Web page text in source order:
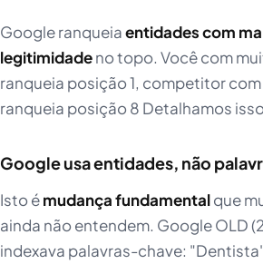
Google ranqueiaentidades com
legitimidadeno topo. Você com
ranqueia posição 1, competitor
ranqueia posição 8 Detalhamos
Google usa entidades, não
Isto émudança fundamentalque
ainda não entendem. Google OLD
indexava palavras-chave: